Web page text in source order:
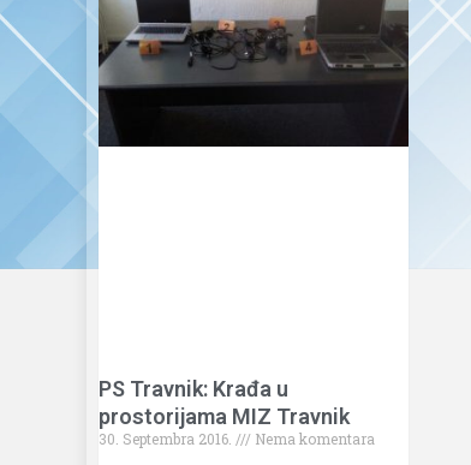
PS Travnik: Krađa u
prostorijama MIZ Travnik
30. Septembra 2016.
Nema komentara